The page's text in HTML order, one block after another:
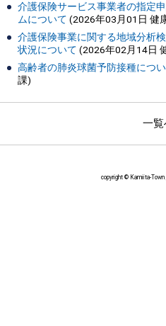
介護保険サービス事業者の指定
ムについて (2026年03月01日 健
介護保険事業に関する地域分析
状況について (2026年02月14日
高齢者の肺炎球菌予防接種につ
課)
一覧
copyright © Kamiita-Town